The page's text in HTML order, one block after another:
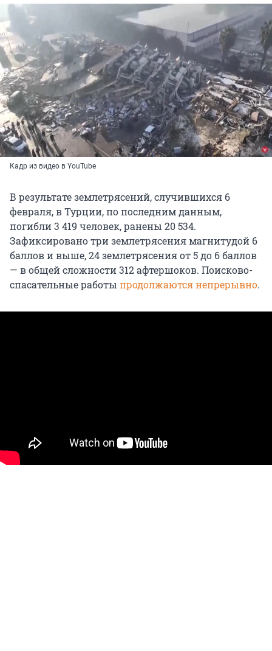
Кадр из видео в YouTube
В результате землетрясений, случившихся 6
февраля, в Турции, по последним данным,
погибли 3 419 человек, ранены 20 534.
Зафиксировано три землетрясения магнитудой 6
баллов и выше, 24 землетрясения от 5 до 6 баллов
— в общей сложности 312 афтершоков. Поисково-
спасательные работы продолжаются непрерывно.